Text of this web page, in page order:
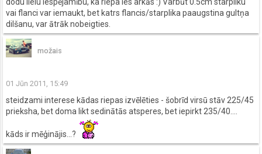
vai flanci var iemaukt, bet katrs flancis/starplika paaugstina gultņa
dilšanu, var ātrāk nobeigties.
možais
01 Jūn 2011, 15:49
steidzami interese kādas riepas izvēlēties - šobrīd virsū stāv 225/45
prieksha, bet doma likt sedinātās atsperes, bet iepirkt 235/40....
kāds ir mēģinājis...?